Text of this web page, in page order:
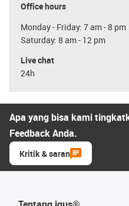
Office hours
Monday - Friday: 7 am - 8 pm
Saturday: 8 am - 12 pm
Live chat
24h
Apa yang bisa kami
Feedback Anda.
Kritik & saran